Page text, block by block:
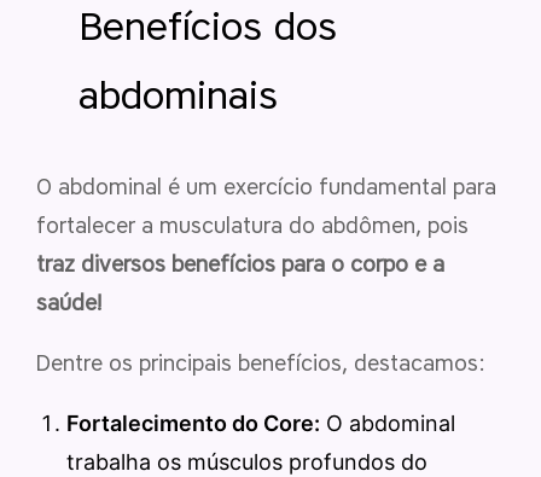
Benefícios dos
abdominais
O abdominal é um exercício fundamental para
fortalecer a musculatura do abdômen, pois
traz diversos benefícios para o corpo e a
saúde!
Dentre os principais benefícios, destacamos:
Fortalecimento do Core: O abdominal
trabalha os músculos profundos do